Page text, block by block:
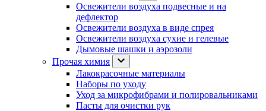
Освежители воздуха подвесные и на
дефлектор
Освежители воздуха в виде спрея
Освежители воздуха сухие и гелевые
Дымовые шашки и аэрозоли
Прочая химия
Лакокрасочные материалы
Наборы по уходу
Уход за микрофибрами и полировальниками
Пасты для очистки рук